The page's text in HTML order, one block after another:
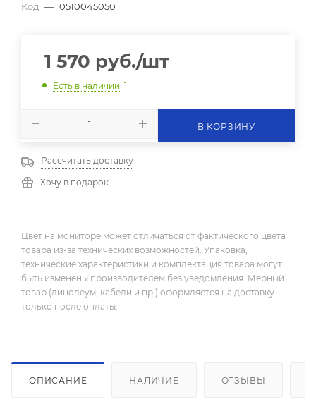
Код — 0510045050
1 570 руб./шт
Есть в наличии: 1
В КОРЗИНУ
Рассчитать доставку
Хочу в подарок
Цвет на мониторе может отличаться от фактического цвета
товара из-за технических возможностей. Упаковка,
технические характеристики и комплектация товара могут
быть изменены производителем без уведомления. Мерный
товар (линолеум, кабели и пр.) оформляется на доставку
только после оплаты.
ОПИСАНИЕ НАЛИЧИЕ ОТЗЫВЫ